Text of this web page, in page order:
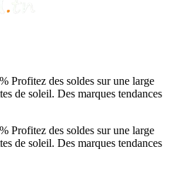
Profitez des soldes sur une large
de soleil. Des marques tendances
Profitez des soldes sur une large
de soleil. Des marques tendances